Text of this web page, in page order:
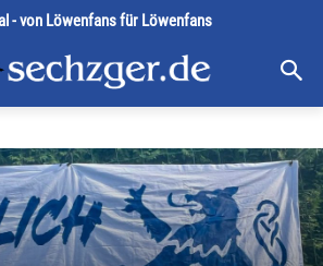
- von Löwenfans für Löwenfans